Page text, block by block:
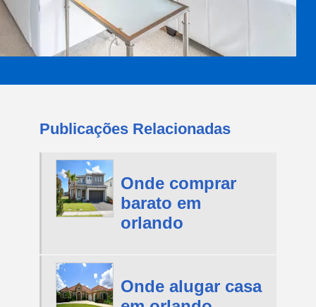
Publicações Relacionadas
Onde comprar
barato em
orlando
Onde alugar casa